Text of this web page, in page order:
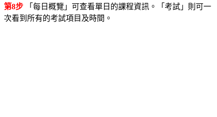
第8步 「每日概覽」可查看單日的課程資訊。「考試」則可一
次看到所有的考試項目及時間。